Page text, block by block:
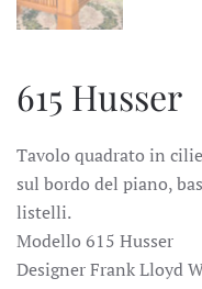
615 Husser
Tavolo quadrato in
sul bordo del piano,
listelli.
Modello 615 Husser
Designer Frank Lloyd